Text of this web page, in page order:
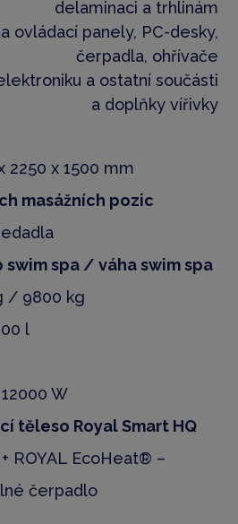
2250 x 1500 mm
masážních pozic
swim spa / váha swim spa
/ 9800 kg
l
12000 W
těleso Royal Smart HQ
ROYAL EcoHeat® –
čerpadlo
delaminaci a trhlinám
ovládací panely, PC-desky,
čerpadla, ohřívače
a ostatní součásti
a doplňky vířivky